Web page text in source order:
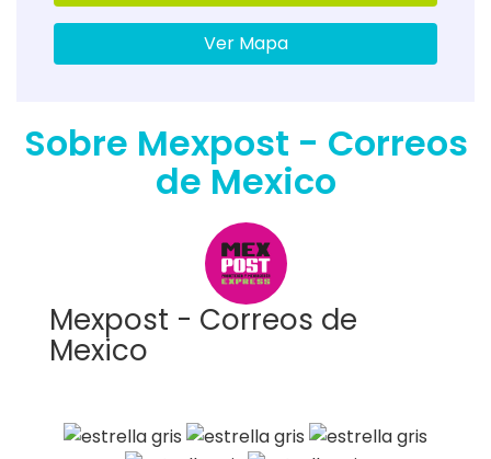
Ver Mapa
Sobre Mexpost - Correos
de Mexico
Mexpost - Correos de
Mexico